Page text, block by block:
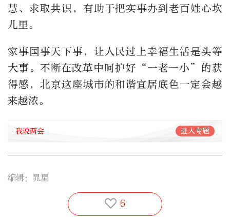
慧、求取共识，有助于把实事办到老百姓心坎
儿里。
家事国事天下事，让人民过上幸福生活是头等
大事。不断在改革中呵护好“一老一小”的获
得感，北京这座城市的和谐宜居底色一定会越
来越浓。
我说两会 进入专题
编辑：晁星
6